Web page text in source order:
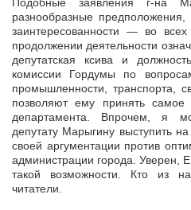
Подобные заявления г-на
разнообразные
заинтересованности — во
продолжении деятельности
депутатская ксива и
комиссии Гордумы по
промышленности, транспорта,
позволяют ему принять самое
департамента. Впрочем, я
депутату Марыгину выступить
своей аргументации против
администрации города. Уверен,
такой возможности. Кто из
читатели.